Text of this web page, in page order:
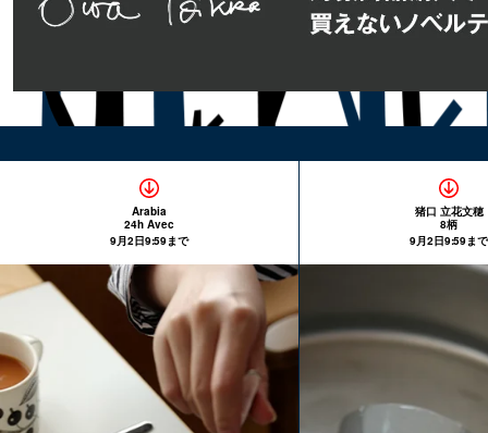
Arabia
24h Avec
9月2日9:59まで
猪口 立花文穂
8柄
9月2日9:59まで